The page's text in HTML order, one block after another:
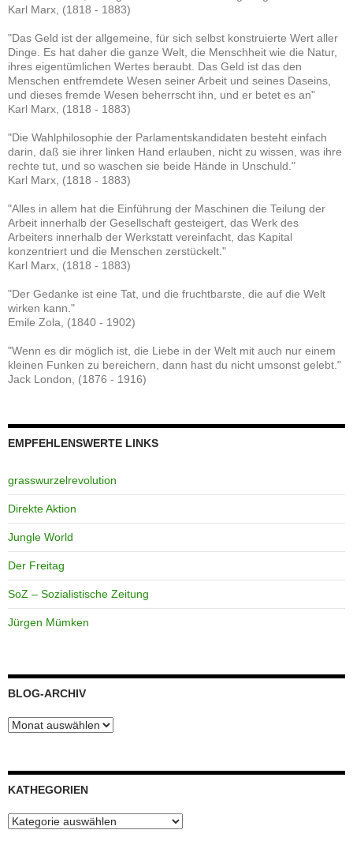
Karl Marx, (1818 - 1883)
"Das Geld ist der allgemeine, für sich selbst konstruierte Wert aller
Dinge. Es hat daher die ganze Welt, die Menschheit wie die Natur,
ihres eigentümlichen Wertes beraubt. Das Geld ist das den
Menschen entfremdete Wesen seiner Arbeit und seines Daseins,
und dieses fremde Wesen beherrscht ihn, und er betet es an"
Karl Marx, (1818 - 1883)
"Die Wahlphilosophie der Parlamentskandidaten besteht einfach
darin, daß sie ihrer linken Hand erlauben, nicht zu wissen, was ihre
rechte tut, und so waschen sie beide Hände in Unschuld."
Karl Marx, (1818 - 1883)
"Alles in allem hat die Einführung der Maschinen die Teilung der
Arbeit innerhalb der Gesellschaft gesteigert, das Werk des
Arbeiters innerhalb der Werkstatt vereinfacht, das Kapital
konzentriert und die Menschen zerstückelt."
Karl Marx, (1818 - 1883)
"Der Gedanke ist eine Tat, und die fruchtbarste, die auf die Welt
wirken kann."
Emile Zola, (1840 - 1902)
"Wenn es dir möglich ist, die Liebe in der Welt mit auch nur einem
kleinen Funken zu bereichern, dann hast du nicht umsonst gelebt."
Jack London, (1876 - 1916)
EMPFEHLENSWERTE LINKS
grasswurzelrevolution
Direkte Aktion
Jungle World
Der Freitag
SoZ – Sozialistische Zeitung
Jürgen Mümken
BLOG-ARCHIV
Blog-
KATHEGORIEN
Kathegorien